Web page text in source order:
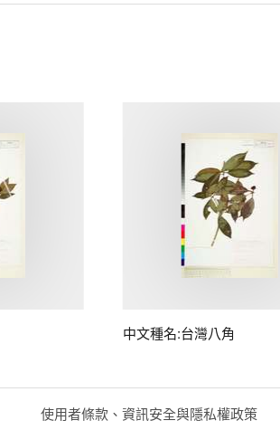
中文種名:台灣八角
使用者條款、資訊安全與隱私權政策